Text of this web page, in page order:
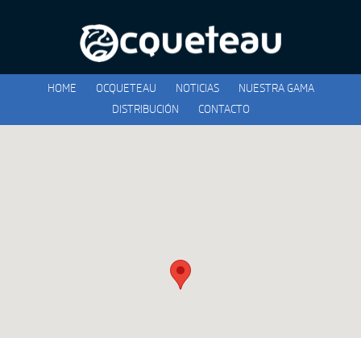
HOME OCQUETEAU NOTICIAS
NUESTRA GAMA
DISTRIBUCIÓN
CONTACTO